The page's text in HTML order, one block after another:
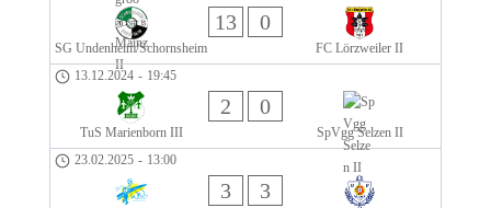
SG Undenheim/Schornsheim
13 0
FC Lörzweiler II
13.12.2024 - 19:45
TuS Marienborn III
2 0
SpVgg Selzen II
23.02.2025 - 13:00
3 3